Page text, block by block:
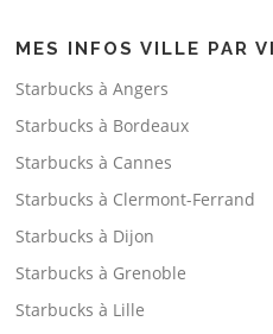
MES INFOS VILLE PAR
Starbucks à Angers
Starbucks à Bordeaux
Starbucks à Cannes
Starbucks à Clermont-Ferrand
Starbucks à Dijon
Starbucks à Grenoble
Starbucks à Lille